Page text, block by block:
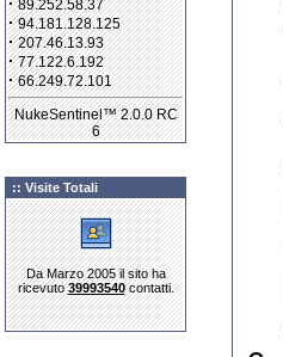
89.252.58.37
·94.181.128.125
·207.46.13.93
·77.122.6.192
·66.249.72.101
NukeSentinel™ 2.0.0 RC
6
:: Visite Totali
Da Marzo 2005 il sito ha
ricevuto39993540contatti.